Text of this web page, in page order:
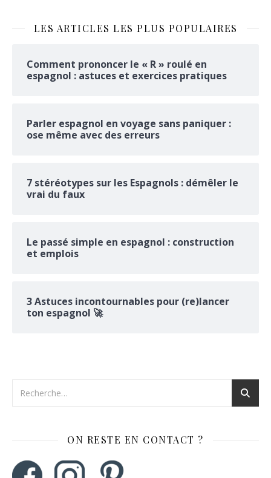
LES ARTICLES LES PLUS POPULAIRES
Comment prononcer le « R » roulé en
espagnol : astuces et exercices pratiques
Parler espagnol en voyage sans paniquer :
ose même avec des erreurs
7 stéréotypes sur les Espagnols : démêler le
vrai du faux
Le passé simple en espagnol : construction
et emplois
3 Astuces incontournables pour (re)lancer
ton espagnol 🚀
ON RESTE EN CONTACT ?